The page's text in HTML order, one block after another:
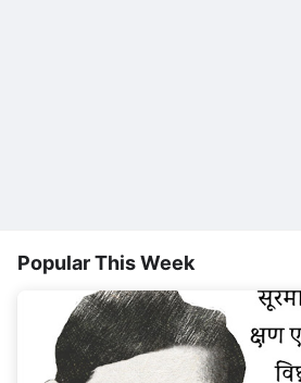
Popular This Week